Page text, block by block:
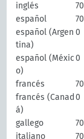
inglés
70
español
70
español (Argen
tina)
0
español (Méxic
o)
0
francés 70
francés (Canad
á)
0
gallego 70
italiano
70